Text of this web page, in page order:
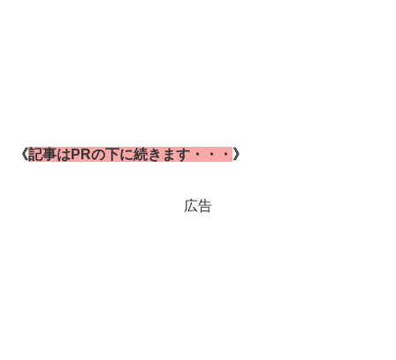
《記事はPRの下に続きます・・・ 》
広告